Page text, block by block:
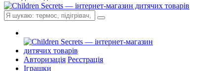
Авторизація Реєстрація
Іграшки